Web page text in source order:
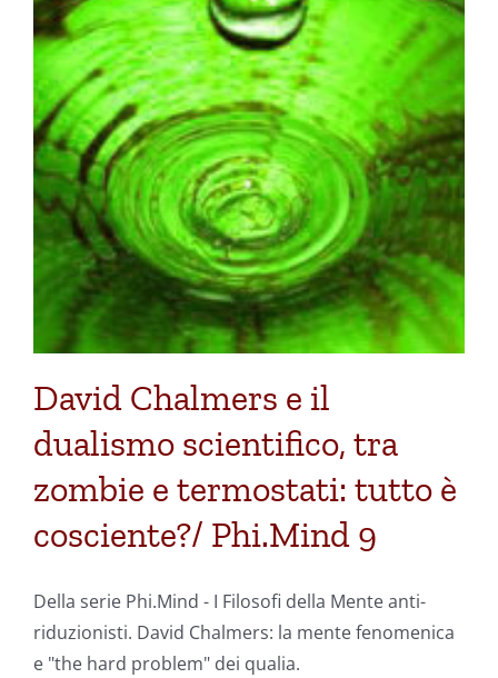
David Chalmers e il
dualismo scientifico, tra
zombie e termostati: tutto è
cosciente?/ Phi.Mind 9
Della serie Phi.Mind - I Filosofi della Mente anti-
riduzionisti. David Chalmers: la mente fenomenica
e "the hard problem" dei qualia.